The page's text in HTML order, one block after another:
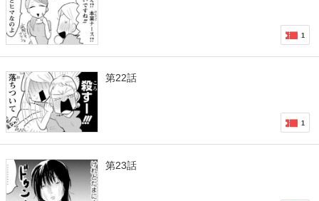
1
第22話
1
第23話